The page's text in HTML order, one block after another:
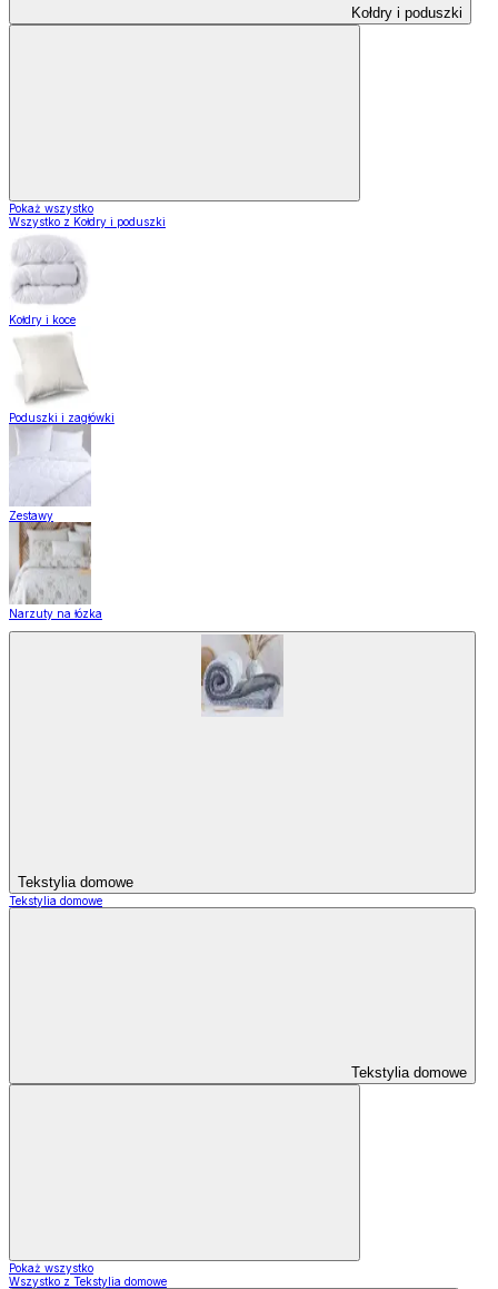
Kołdry i poduszki
Pokaż wszystko
Wszystko z Kołdry i poduszki
Kołdry i koce
Poduszki i zagłówki
Zestawy
Narzuty na łózka
Tekstylia domowe
Tekstylia domowe
Tekstylia domowe
Pokaż wszystko
Wszystko z Tekstylia domowe